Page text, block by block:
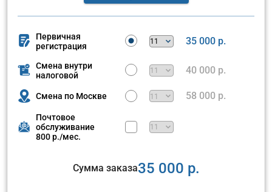
Первичная
регистрация
35 000 р.
Смена внутри
налоговой
40 000 р.
Смена по Москве 58 000 р.
Почтовое
обслуживание
800 р./мес.
Сумма заказа35 000 р.